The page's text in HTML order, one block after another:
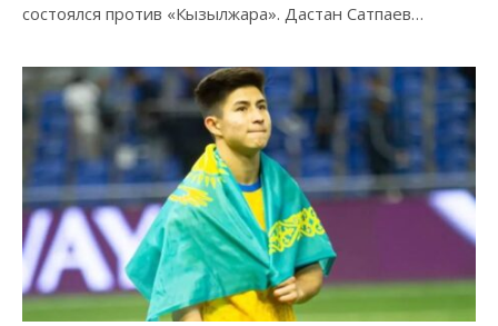
состоялся против «Кызылжара». Дастан Сатпаев…